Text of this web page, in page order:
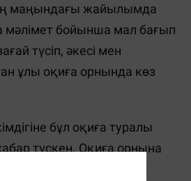
маңындағы жайылымда
мәлімет бойынша мал бағып
түсіп, әкесі мен
ұлы оқиға орнында көз
бұл оқиға туралы
түскен. Оқиға орнына
бөлімі мен аудандық